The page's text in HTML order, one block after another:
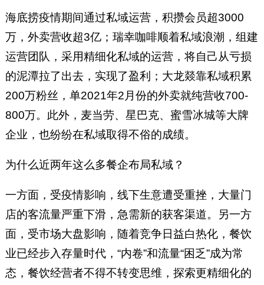
海底捞疫情期间通过私域运营，积攒会员超3000
万，外卖营收超3亿；瑞幸咖啡顺着私域浪潮，组建
运营团队，采用精细化私域的运营，将自己从亏损
的泥潭拉了出去，实现了盈利；大龙燚靠私域积累
200万粉丝，单2021年2月份的外卖就纯营收700-
800万。此外，麦当劳、星巴克、蜜雪冰城等大牌
企业，也纷纷在私域取得不俗的成绩。
为什么近两年这么多餐企布局私域？
一方面，受疫情影响，线下生意遭受重挫，大量门
店的客流量严重下滑，急需新的获客渠道。另一方
面，受市场大盘影响，随着竞争日益白热化，餐饮
业已经步入存量时代，“内卷”和流量“困乏”成为常
态，餐饮经营者不得不转变思维，探索更精细化的